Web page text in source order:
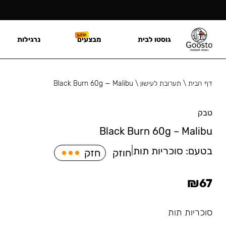
דף הבית\ תערובת לעישון \
Black Burn 60g — Malibu
טבק
Black Burn 60g – Malibu
בטעם: סוכריות תות חוזק חזק
₪67
סוכריות תות
גוסטו לבית מבצעים נרגילות